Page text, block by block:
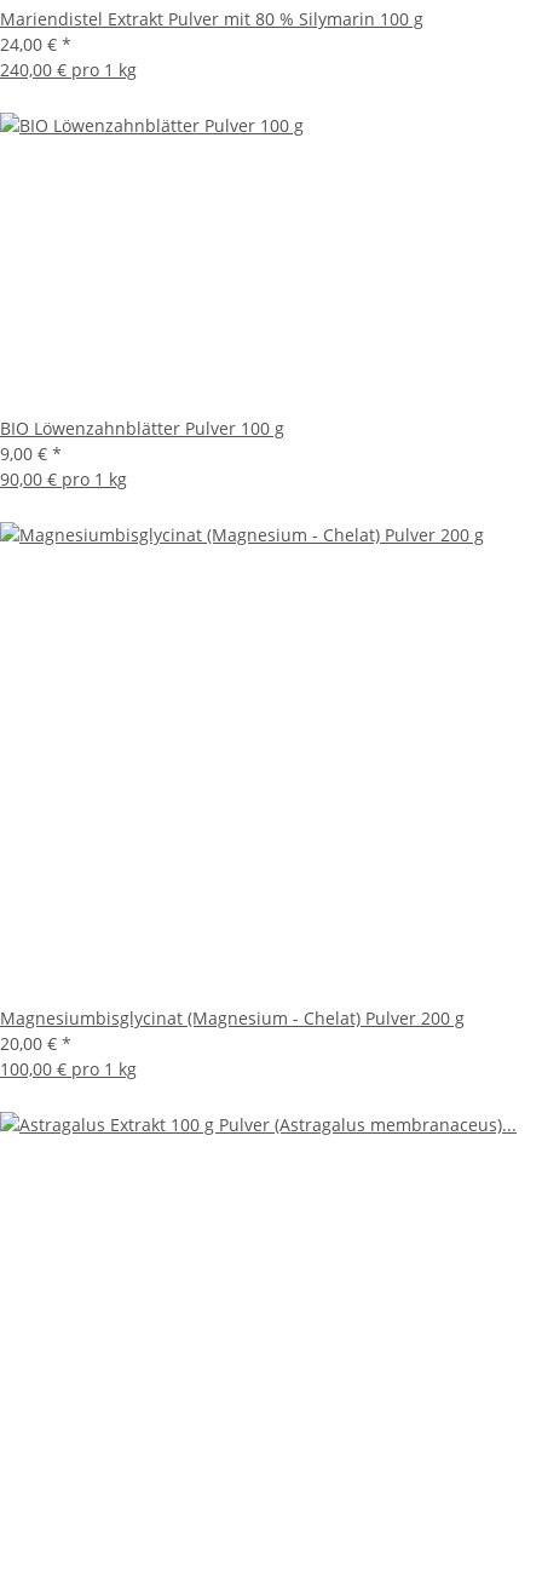
Mariendistel Extrakt Pulver mit 80 % Silymarin 100 g
24,00 € *
240,00 € pro 1 kg
BIO Löwenzahnblätter Pulver 100 g
9,00 € *
90,00 € pro 1 kg
Magnesiumbisglycinat (Magnesium - Chelat) Pulver 200 g
20,00 € *
100,00 € pro 1 kg